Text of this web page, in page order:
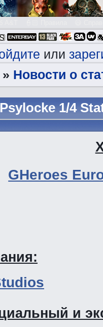
или
» Новости о
1/4
GHeroes
и